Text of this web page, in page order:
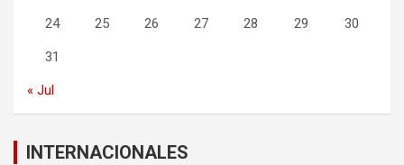
24 25 26 27 28 29 30
31
« Jul
INTERNACIONALES